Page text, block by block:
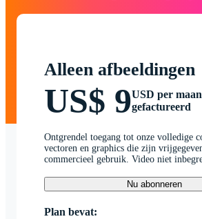
Alleen afbeeldingen
US$ 9USD per
gefactureerd
Ontgrendel toegang tot onze volledige
vectoren en graphics die zijn
commercieel gebruik. Video niet
Nu abonneren
Plan bevat: